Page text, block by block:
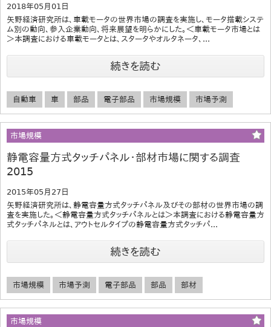
2018年05月01日
矢野経済研究所は、車載モータの世界市場の調査を実施し、モータ搭載システ
ム別の動向、参入企業動向、将来展望を明らかにした。＜車載モータ市場とは
＞本調査における車載モータとは、スタータやオルタネータ、...
続きを読む
自動車 車 部品 電子部品 市場規模 市場予測
市場規模
静電容量方式タッチパネル･部材市場に関する調査
2015
2015年05月27日
矢野経済研究所は、静電容量方式タッチパネル及びその部材の世界市場の調
査を実施した。＜静電容量方式タッチパネルとは＞本調査における静電容量方
式タッチパネルとは、アウトセルタイプの静電容量方式タッチパ...
続きを読む
市場規模 市場予測 電子部品 部品 部材
市場規模